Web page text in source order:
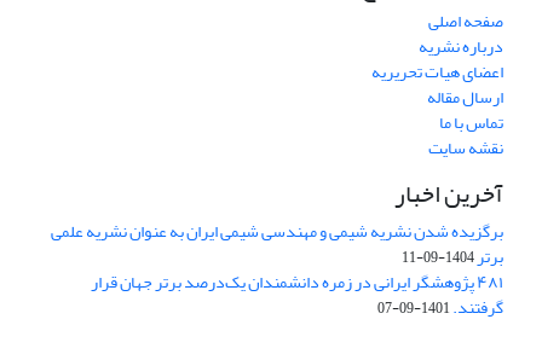
صفحه اصلی
درباره نشریه
اعضای هیات تحریریه
ارسال مقاله
تماس با ما
نقشه سایت
آخرین اخبار
برگزیده شدن نشریه شیمی و مهندسی شیمی ایران به عنوان نشریه علمی
برتر1404-09-11
۴۸۱ پژوهشگر ایرانی در زمره دانشمندان یک‌درصد برتر جهان قرار
گرفتند.1401-09-07